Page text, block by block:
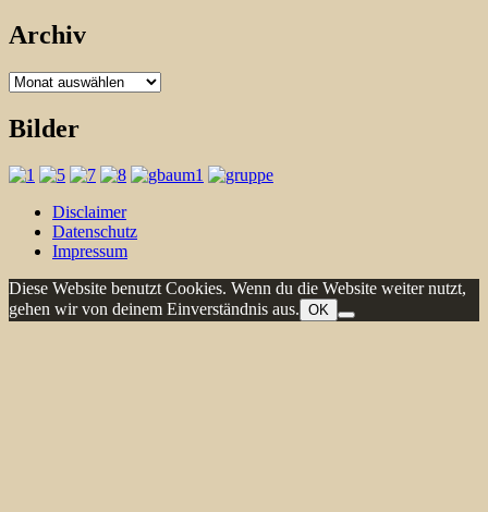
Archiv
Archiv
Bilder
Disclaimer
Datenschutz
Impressum
Diese Website benutzt Cookies. Wenn du die Website weiter nutzt,
gehen wir von deinem Einverständnis aus. OK